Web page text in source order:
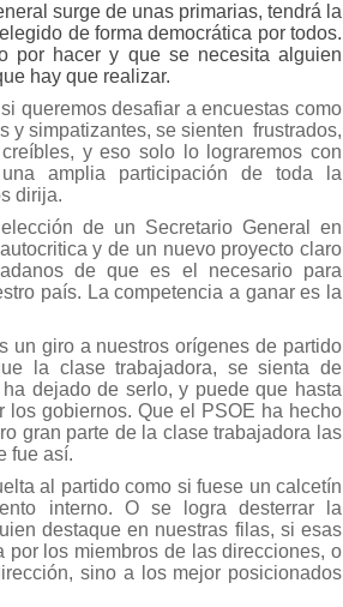
surge de unas primarias, tendrá la
de forma democrática por todos.
por hacer y que se necesita alguien
hay que realizar.
queremos desafiar a encuestas como
y simpatizantes, se sienten frustrados,
y eso solo lo lograremos con
amplia participación de toda la
dirija.
de un Secretario General en
y de un nuevo proyecto claro
de que es el necesario para
país. La competencia a ganar es la
un giro a nuestros orígenes de partido
la clase trabajadora, se sienta de
dejado de serlo, y puede que hasta
los gobiernos. Que el PSOE ha hecho
gran parte de la clase trabajadora las
fue así.
al partido como si fuese un calcetín
interno. O se logra desterrar la
destaque en nuestras filas, si esas
por los miembros de las direcciones, o
sino a los mejor posicionados